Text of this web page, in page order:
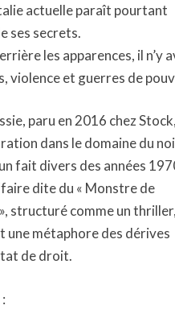
actuelle paraît pourtant
ses secrets.
les apparences, il n’y
violence et guerres de
paru en 2016 chez
dans le domaine du
fait divers des années
dite du « Monstre de
structuré comme un
une métaphore des dérives
de droit.
: